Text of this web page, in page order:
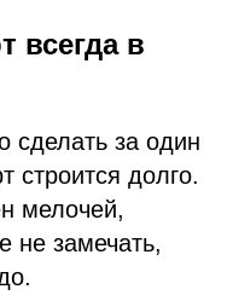
всегда в
сделать за один
строится долго.
мелочей,
не замечать,